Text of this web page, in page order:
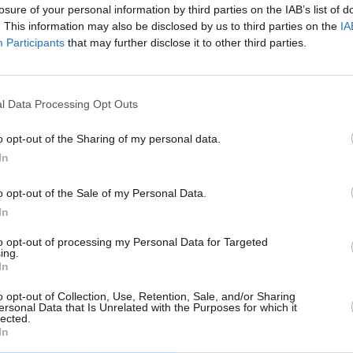
of your personal information by third parties on the IAB’s list of
This information may also be disclosed by us to third parties on the
Participants that may further disclose it to other third parties.
Data Processing Opt Outs
opt-out of the Sharing of my personal data.
opt-out of the Sale of my Personal Data.
opt-out of processing my Personal Data for Targeted
opt-out of Collection, Use, Retention, Sale, and/or Sharing
Data that Is Unrelated with the Purposes for which it
i
11")
Fire
11 –
2" .
Not
4 sez
Julietta z Cherkass")
"Romeo ir
Džiuljeta" ("Romeo i
("Дрон")
("Mountain Men 11")
17:00"Liepsnojanti
18:00"Kobra 11"
19:00"Pasmerkti 2" .
Lietuva Drama, Not
Julietta z Cherkass")
13:30
Džiuljeta" ("Romeo i
("Mountain Men 11")
17:00
18:00"Kobra 11"
19:00"Pasmerkti 2" .
Lietuva Drama, Not